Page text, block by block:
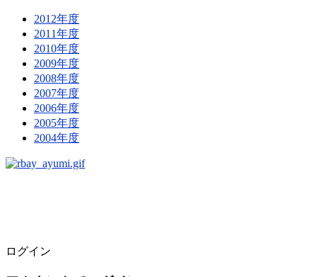
2012年度
2011年度
2010年度
2009年度
2008年度
2007年度
2006年度
2005年度
2004年度
ログイン